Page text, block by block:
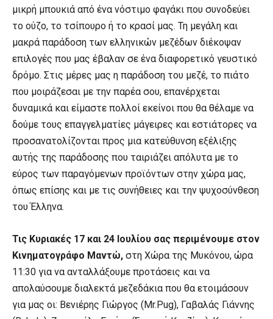
μικρή μπουκιά από ένα νόστιμο φαγάκι που συνοδεύει
το ούζο, το τσίπουρο ή το κρασί μας. Τη μεγάλη και
μακρά παράδοση των ελληνικών μεζέδων διέκοψαν
επιλογές που μας έβαλαν σε ένα διαφορετικό γευστικό
δρόμο. Στις μέρες μας η παράδοση του μεζέ, το πιάτο
που μοιράζεσαι με την παρέα σου, επανέρχεται
δυναμικά και είμαστε πολλοί εκείνοι που θα θέλαμε να
δούμε τους επαγγελματίες μάγειρες και εστιάτορες να
προσανατολίζονται προς μια κατεύθυνση εξέλιξης
αυτής της παράδοσης που ταιριάζει απόλυτα με το
εύρος των παραγόμενων προϊόντων στην χώρα μας,
όπως επίσης και με τις συνήθειες και την ψυχοσύνθεση
του Έλληνα.
Τις Κυριακές 17 και 24 Ιουλίου σας περιμένουμε στον
Κινηματογράφο Μαντώ, στη Χώρα της Μυκόνου, ώρα
11:30 για να ανταλλάξουμε προτάσεις και να
απολαύσουμε διαλεκτά μεζεδάκια που θα ετοιμάσουν
για μας οι: Βενιέρης Γιώργος (Mr.Pug), Γαβαλάς Γιάννης